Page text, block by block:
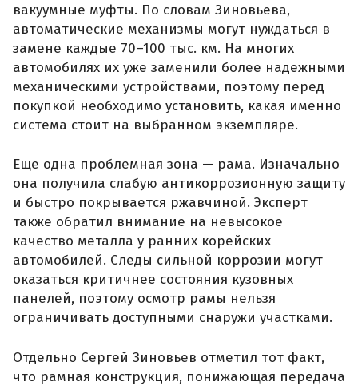
вакуумные муфты. По словам Зиновьева,
автоматические механизмы могут нуждаться в
замене каждые 70–100 тыс. км. На многих
автомобилях их уже заменили более надежными
механическими устройствами, поэтому перед
покупкой необходимо установить, какая именно
система стоит на выбранном экземпляре.
Еще одна проблемная зона — рама. Изначально
она получила слабую антикоррозионную защиту
и быстро покрывается ржавчиной. Эксперт
также обратил внимание на невысокое
качество металла у ранних корейских
автомобилей. Следы сильной коррозии могут
оказаться критичнее состояния кузовных
панелей, поэтому осмотр рамы нельзя
ограничивать доступными снаружи участками.
Отдельно Сергей Зиновьев отметил тот факт,
что рамная конструкция, понижающая передача